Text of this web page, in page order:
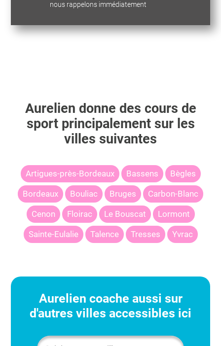
nous rappelons immédiatement
Aurelien donne des cours de
sport principalement sur les
villes suivantes
Artigues-près-Bordeaux Bassens Bègles
Bordeaux Bouliac Bruges Carbon-Blanc
Cenon Floirac Le Bouscat Lormont
Sainte-Eulalie Talence Tresses Yvrac
Aurelien coache aussi sur
d'autres villes accessibles ici